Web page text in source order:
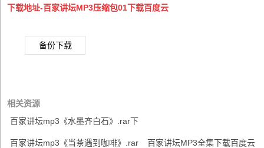
下载地址-百家讲坛MP3压缩包01下载百度云
备份下载
相关资源
百家讲坛mp3《水墨齐白石》.rar下
百家讲坛mp3《当茶遇到咖啡》.rar 百家讲坛MP3全集下载百度云